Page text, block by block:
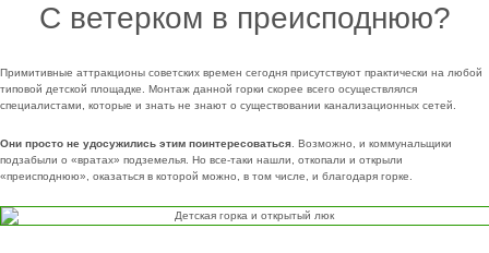
С ветерком в преисподнюю?
Примитивные аттракционы советских времен сегодня присутствуют практически на любой
типовой детской площадке. Монтаж данной горки скорее всего осуществлялся
специалистами, которые и знать не знают о существовании канализационных сетей.
Они просто не удосужились этим поинтересоваться . Возможно, и коммунальщики
подзабыли о «вратах» подземелья. Но все-таки нашли, откопали и открыли
«преисподнюю», оказаться в которой можно, в том числе, и благодаря горке.